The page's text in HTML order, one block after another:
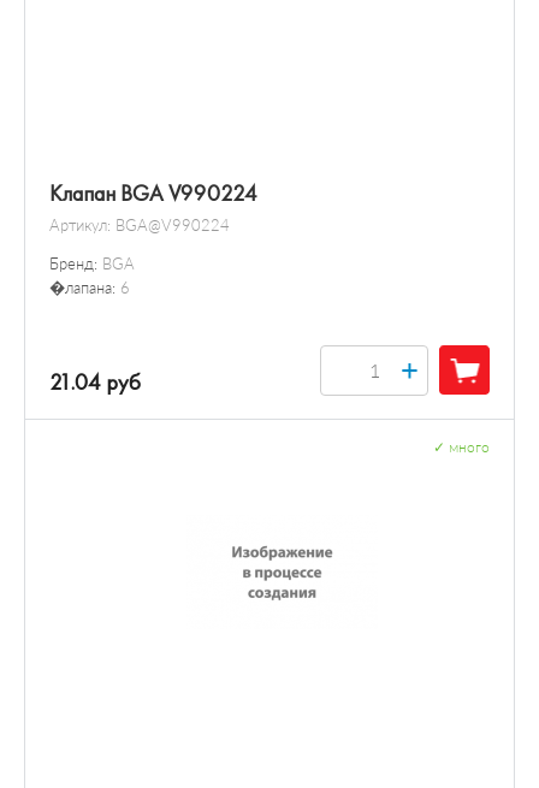
Клапан BGA V990224
Артикул: BGA@V990224
Бренд: BGA
�лапана: 6
21.04 руб +
много